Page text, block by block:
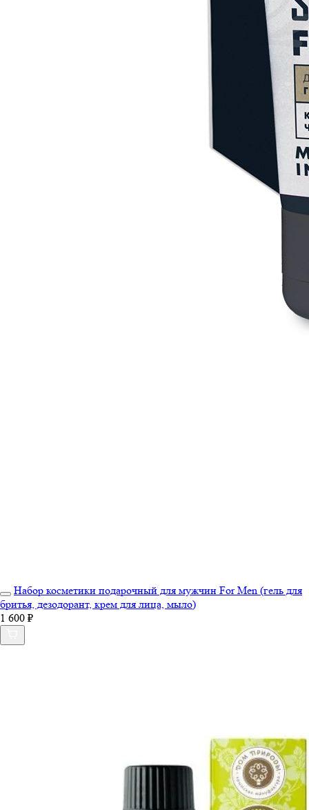
Набор косметики подарочный для мужчин For Men (гель для
бритья, дезодорант, крем для лица, мыло)
1 600 ₽